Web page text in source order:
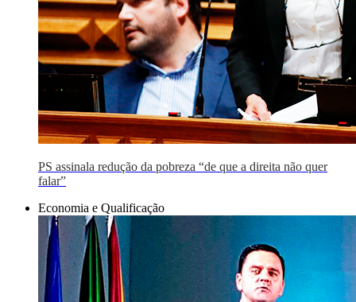
PS assinala redução da pobreza “de que a direita não quer
falar”
Economia e Qualificação